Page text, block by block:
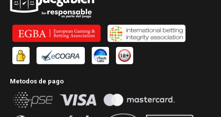
Metodos de pago